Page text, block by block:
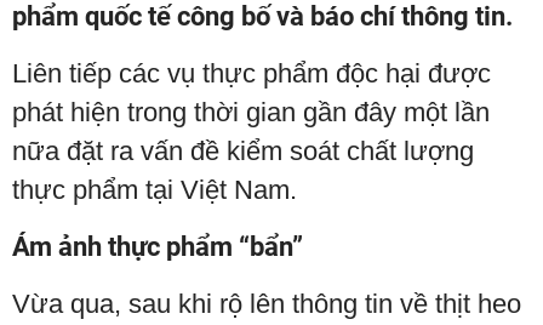
phẩm quốc tế công bố và báo chí thông tin.
Liên tiếp các vụ thực phẩm độc hại được
phát hiện trong thời gian gần đây một lần
nữa đặt ra vấn đề kiểm soát chất lượng
thực phẩm tại Việt Nam.
Ám ảnh thực phẩm “bẩn”
Vừa qua, sau khi rộ lên thông tin về thịt heo